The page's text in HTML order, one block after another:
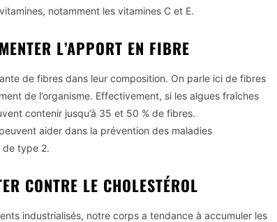
notamment les vitamines C et E.
L’APPORT EN FIBRE
de fibres dans leur composition. On parle ici de fibres
de l’organisme. Effectivement, si les algues fraîches
contenir jusqu’à 35 et 50 % de fibres.
aider dans la prévention des maladies
de type 2.
CONTRE LE CHOLESTÉROL
industrialisés, notre corps a tendance à accumuler les